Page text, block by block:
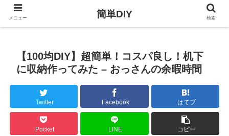
【100均DIY】超簡単！コスパ良し！机下
に収納作ってみた – おっさんの余暇時間
Twitter Facebook はてブ
Pocket LINE コピー
メニュー 簡単DIY 検索